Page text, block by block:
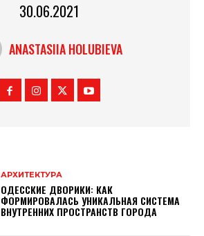
30.06.2021
ANASTASIIA HOLUBIEVA
АРХИТЕКТУРА
ОДЕССКИЕ ДВОРИКИ: КАК
ФОРМИРОВАЛАСЬ УНИКАЛЬНАЯ СИСТЕМА
ВНУТРЕННИХ ПРОСТРАНСТВ ГОРОДА